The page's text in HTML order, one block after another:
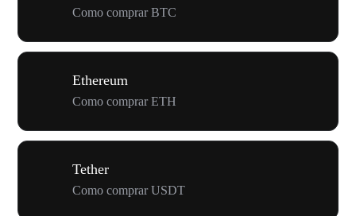
Como comprar BTC
Ethereum
Como comprar ETH
Tether
Como comprar USDT